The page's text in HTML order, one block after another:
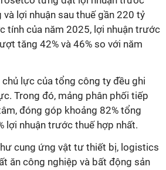
lợi nhuận sau thuế gần 220 tỷ
tính của năm 2025, lợi nhuận trước
tăng 42% và 46% so với năm
lực của tổng công ty đều ghi
Trong đó, mảng phân phối tiếp
đóng góp khoảng 82% tổng
lợi nhuận trước thuế hợp nhất.
cung ứng vật tư thiết bị, logistics
ăn công nghiệp và bất động sản